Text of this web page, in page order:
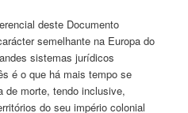
deste Documento
semelhante na Europa do
sistemas jurídicos
é o que há mais tempo se
de morte, tendo inclusive,
do seu império colonial